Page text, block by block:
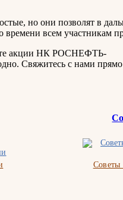
но они позволят в
времени всем участникам
акции НК РОСНЕФТЬ-
Свяжитесь с нами прямо
Советы